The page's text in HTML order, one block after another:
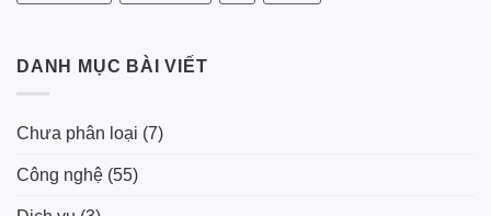
DANH MỤC BÀI VIẾT
Chưa phân loại (7)
Công nghệ (55)